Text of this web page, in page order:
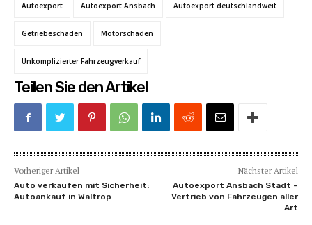
Autoexport Autoexport Ansbach Autoexport deutschlandweit
Getriebeschaden Motorschaden
Unkomplizierter Fahrzeugverkauf
Teilen Sie den Artikel
Vorheriger Artikel
Auto verkaufen mit Sicherheit:
Autoankauf in Waltrop
Nächster Artikel
Autoexport Ansbach Stadt –
Vertrieb von Fahrzeugen aller
Art